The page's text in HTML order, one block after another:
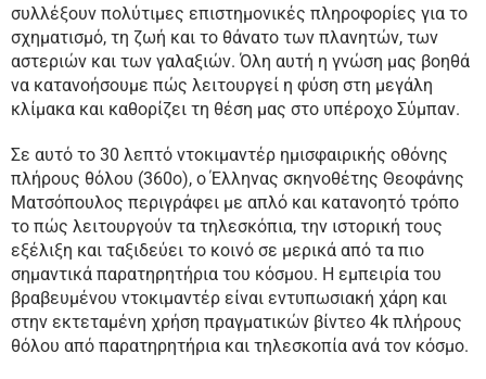
συλλέξουν πολύτιμες επιστημονικές πληροφορίες για το
σχηματισμό, τη ζωή και το θάνατο των πλανητών, των
αστεριών και των γαλαξιών. Όλη αυτή η γνώση μας βοηθά
να κατανοήσουμε πώς λειτουργεί η φύση στη μεγάλη
κλίμακα και καθορίζει τη θέση μας στο υπέροχο Σύμπαν.
Σε αυτό το 30 λεπτό ντοκιμαντέρ ημισφαιρικής οθόνης
πλήρους θόλου (360ο), ο Έλληνας σκηνοθέτης Θεοφάνης
Ματσόπουλος περιγράφει με απλό και κατανοητό τρόπο
το πώς λειτουργούν τα τηλεσκόπια, την ιστορική τους
εξέλιξη και ταξιδεύει το κοινό σε μερικά από τα πιο
σημαντικά παρατηρητήρια του κόσμου. Η εμπειρία του
βραβευμένου ντοκιμαντέρ είναι εντυπωσιακή χάρη και
στην εκτεταμένη χρήση πραγματικών βίντεο 4k πλήρους
θόλου από παρατηρητήρια και τηλεσκοπία ανά τον κόσμο.